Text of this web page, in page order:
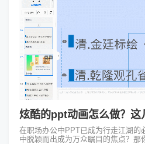
炫酷的ppt动画怎么做？这
在职场办公中PPT已成为行走江湖的
中脱颖而出成为万众瞩目的焦点？那